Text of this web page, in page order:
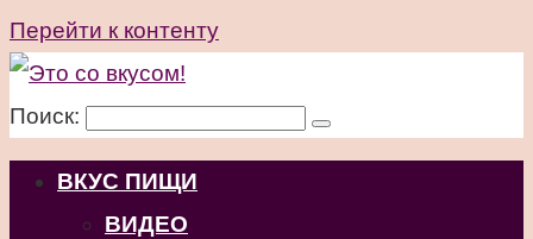
Перейти к контенту
Поиск:
ВКУС ПИЩИ
ВИДЕО